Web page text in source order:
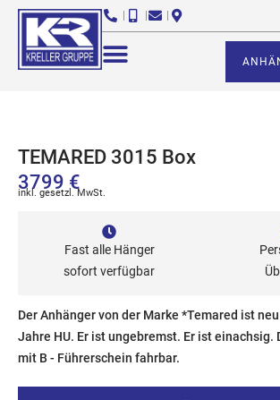
TEMARED 3015 Box
3799 €
inkl. gesetzl. MwSt.
Fast alle Hänger
sofort verfügbar
Der Anhänger von der Marke *Temared ist
Jahre HU. Er ist ungebremst. Er ist einachsig.
mit B - Führerschein fahrbar.